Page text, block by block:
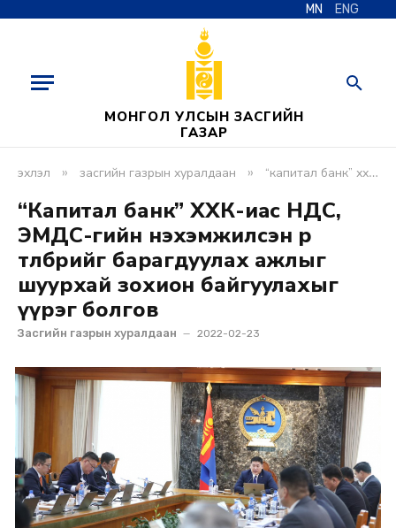
MN ENG
МОНГОЛ УЛСЫН ЗАСГИЙН
ГАЗАР
эхлэл » засгийн газрын хуралдаан » “капитал банк” ххк-иас ндс, эмдс-гийн нэхэмжилсэн өр төлбөрийг барагдуулах ажлыг шуурхай зохион байгуулахыг үүрэг болгов
“Капитал банк” ХХК-иас НДС,
ЭМДС-гийн нэхэмжилсэн өр
төлбөрийг барагдуулах ажлыг
шуурхай зохион байгуулахыг
үүрэг болгов
Засгийн газрын хуралдаан 2022-02-23